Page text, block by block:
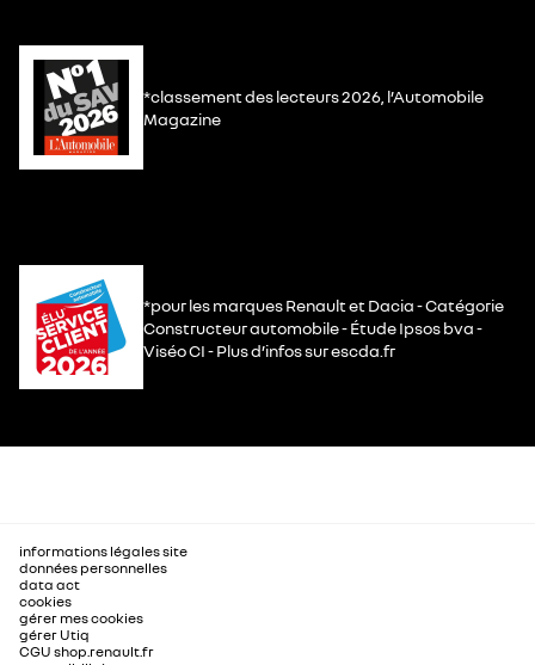
*classement des lecteurs 2026, l’Automobile
Magazine
*pour les marques Renault et Dacia - Catégorie
Constructeur automobile - Étude Ipsos bva -
Viséo CI - Plus d’infos sur escda.fr
informations légales site
données personnelles
data act
cookies
gérer mes cookies
gérer Utiq
CGU shop.renault.fr